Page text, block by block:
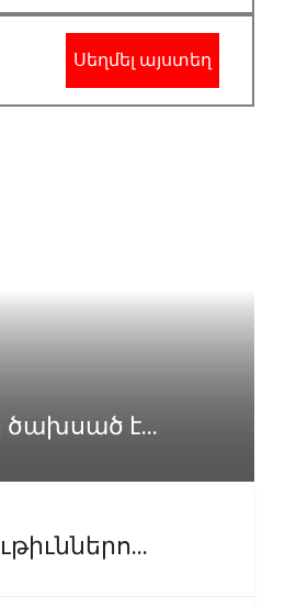
Սեղմել այստեղ
է...